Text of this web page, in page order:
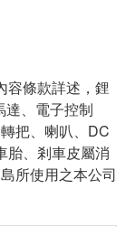
容條款詳述，鋰
達、電子控制
把、喇叭、DC
胎、剎車皮屬消
所使用之本公司